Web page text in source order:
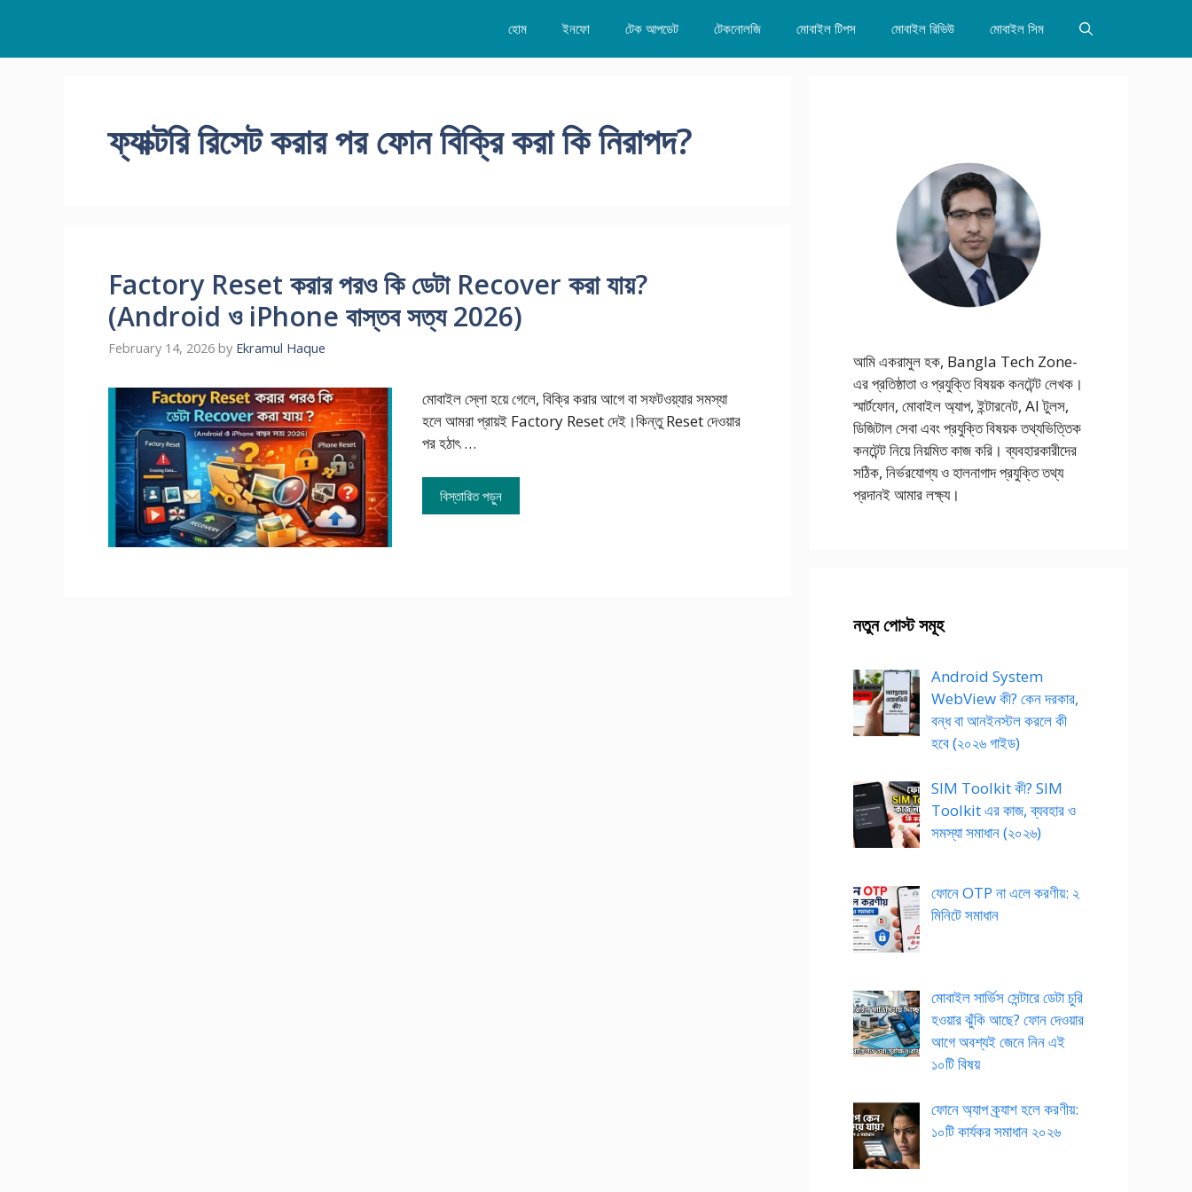
content
হোম ইনফো টেক আপডেট টেকনোলজি মোবাইল টিপস মোবাইল রিভিউ মোবাইল সিম
ফ্যাক্টরি রিসেট করার পর ফোন বিক্রি করা কি নিরাপদ?
Factory Reset করার পরও কি ডেটা Recover করা যায়?
(Android ও iPhone বাস্তব সত্য 2026)
February 14, 2026 by Ekramul Haque
মোবাইল স্লো হয়ে গেলে, বিক্রি করার আগে বা সফটওয়্যার সমস্যা
হলে আমরা প্রায়ই Factory Reset দেই।কিন্তু Reset দেওয়ার
পর হঠাৎ …
বিস্তারিত পড়ুন
আমি একরামুল হক, Bangla Tech Zone-
এর প্রতিষ্ঠাতা ও প্রযুক্তি বিষয়ক কনটেন্ট লেখক।
স্মার্টফোন, মোবাইল অ্যাপ, ইন্টারনেট, AI টুলস,
ডিজিটাল সেবা এবং প্রযুক্তি বিষয়ক তথ্যভিত্তিক
কনটেন্ট নিয়ে নিয়মিত কাজ করি। ব্যবহারকারীদের
সঠিক, নির্ভরযোগ্য ও হালনাগাদ প্রযুক্তি তথ্য
প্রদানই আমার লক্ষ্য।
নতুন পোস্ট সমূহ
Android System
WebView কী? কেন দরকার,
বন্ধ বা আনইনস্টল করলে কী
হবে (২০২৬ গাইড)
SIM Toolkit কী? SIM
Toolkit এর কাজ, ব্যবহার ও
সমস্যা সমাধান (২০২৬)
ফোনে OTP না এলে করণীয়: ২
মিনিটে সমাধান
মোবাইল সার্ভিস সেন্টারে ডেটা চুরি
হওয়ার ঝুঁকি আছে? ফোন দেওয়ার
আগে অবশ্যই জেনে নিন এই
১০টি বিষয়
ফোনে অ্যাপ ক্র্যাশ হলে করণীয়:
১০টি কার্যকর সমাধান ২০২৬